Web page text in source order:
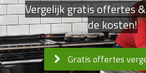
Vergelijk gratis offertes
de kosten!
Gratis offertes